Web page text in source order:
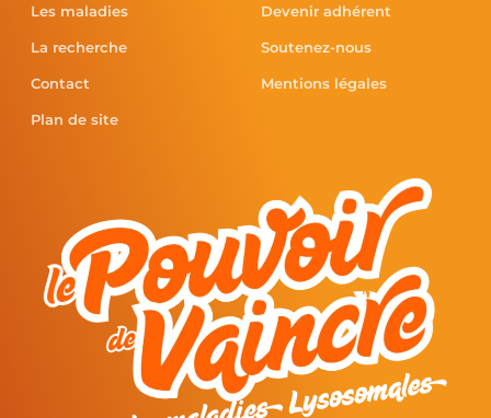
Les maladies
La recherche
Contact
Plan de site
Devenir adhérent
Soutenez-nous
Mentions légales